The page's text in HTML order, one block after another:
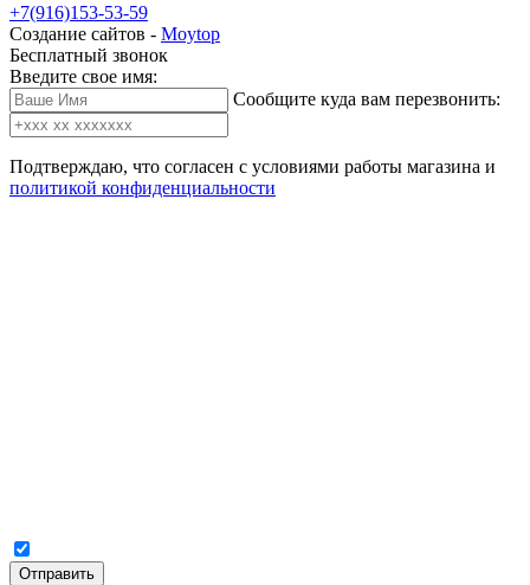
+7(916)153-53-59
Создание сайтов - Moytop
Бесплатный звонок
Введите свое имя:
Сообщите куда вам перезвонить:
Подтверждаю, что согласен с условиями работы магазина и
политикой конфиденциальности
Отправить